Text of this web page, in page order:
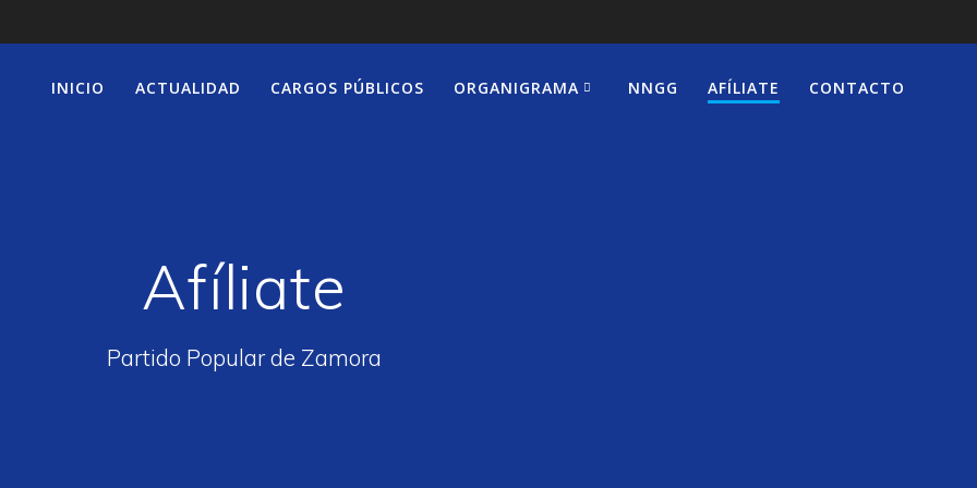
INICIO ACTUALIDAD CARGOS PÚBLICOS ORGANIGRAMA NNGG AFÍLIATE CONTACTO
Afíliate
Partido Popular de Zamora